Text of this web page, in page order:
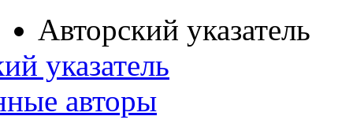
Авторский указатель
указатель
авторы